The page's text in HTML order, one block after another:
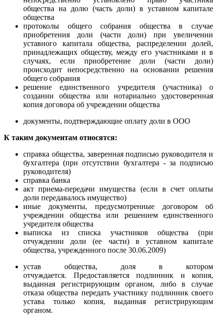
общества на долю (часть доли) в уставном капитале
общества
протоколы общего собрания общества в случае
приобретения доли (части доли) при увеличении
уставного капитала общества, распределении долей,
принадлежащих обществу, между его участниками и в
случаях, если приобретение доли (части доли)
происходит непосредственно на основании решения
общего собрания
решение единственного учредителя (участника) о
создании общества или нотариально удостоверенная
копия договора об учреждении общества
документы, подтверждающие оплату доли в ООО
К таким документам относятся:
справка общества, заверенная подписью руководителя и
бухгалтера (при отсутствии бухгалтера - за подписью
руководителя)
справка банка
акт приема-передачи имущества (если в счет оплаты
доли передавалось имущество)
иные документы, предусмотренные договором об
учреждении общества или решением единственного
учредителя общества
выписка из списка участников общества (при
отчуждении доли (ее части) в уставном капитале
общества, учрежденного после 30.06.2009)
устав общества, доля в котором
отчуждается. Предоставляется подлинник и копия,
выданная регистрирующим органом, либо в случае
отказа общества передать участнику подлинник своего
устава только копия, выданная регистрирующим
органом.